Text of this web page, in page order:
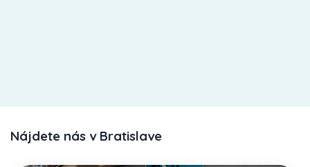
Nájdete nás v Bratislave